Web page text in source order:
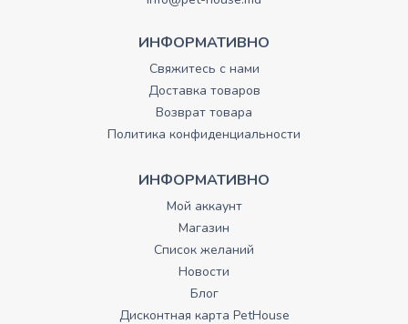
ИНФОРМАТИВНО
Свяжитесь с нами
Доставка товаров
Возврат товара
Политика конфиденциальности
ИНФОРМАТИВНО
Мой аккаунт
Магазин
Список желаний
Новости
Блог
Дисконтная карта PetHouse